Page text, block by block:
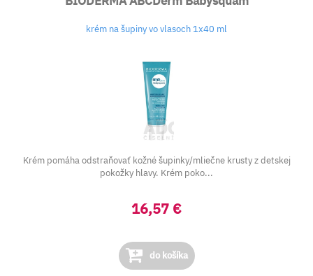
krém na šupiny vo vlasoch 1x40 ml
Krém pomáha odstraňovať kožné šupinky/mliečne krusty z detskej
pokožky hlavy. Krém poko...
16,57 €
do košíka